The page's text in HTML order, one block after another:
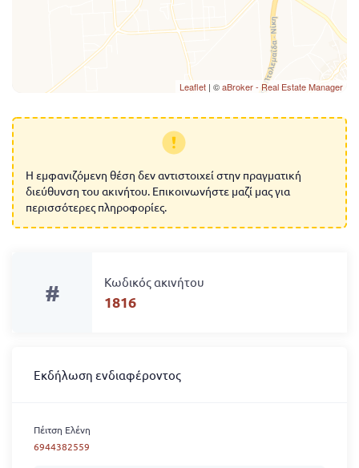
Leaflet | ©aBroker - Real Estate Manager
Η εμφανιζόμενη θέση δεν αντιστοιχεί στην πραγματική
διεύθυνση του ακινήτου. Επικοινωνήστε μαζί μας για
περισσότερες πληροφορίες.
# Κωδικός ακινήτου
1816
Εκδήλωση ενδιαφέροντος
Πέιτση Ελένη
6944382559